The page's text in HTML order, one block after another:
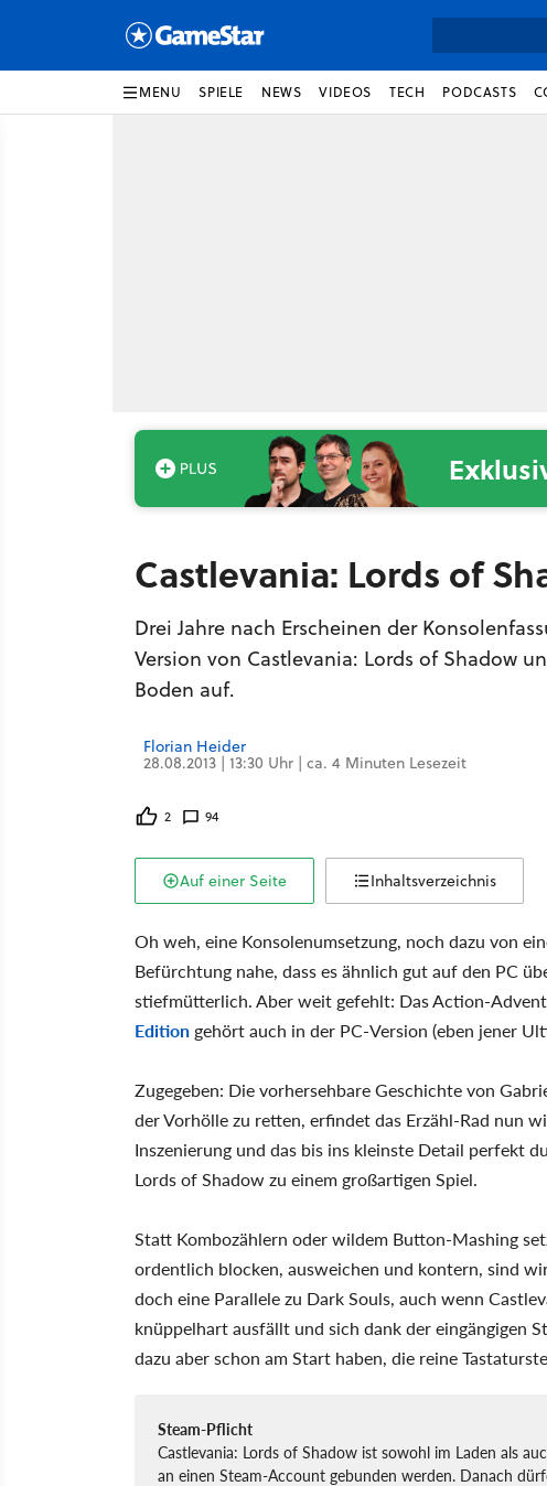
MENU SPIELE NEWS VIDEOS TECH PODCASTS
Castlevania: Lords of
Drei Jahre nach Erscheinen der
Version von Castlevania: Lords of Shadow
Boden auf.
Florian Heider
28.08.2013 | 13:30 Uhr | ca. 4 Minuten Lesezeit
2 94
Auf einer Seite Inhaltsverzeichnis
Oh weh, eine Konsolenumsetzung, noch dazu von
Befürchtung nahe, dass es ähnlich gut auf den PC
stiefmütterlich. Aber weit gefehlt: Das Action-
Edition gehört auch in der PC-Version (eben jener
Zugegeben: Die vorhersehbare Geschichte von
der Vorhölle zu retten, erfindet das Erzähl-Rad nun
Inszenierung und das bis ins kleinste Detail perfekt
Lords of Shadow zu einem großartigen Spiel.
Statt Kombozählern oder wildem Button-Mashing
ordentlich blocken, ausweichen und kontern, sind
doch eine Parallele zu Dark Souls, auch wenn
knüppelhart ausfällt und sich dank der eingängigen
dazu aber schon am Start haben, die reine
Steam-Pflicht
Castlevania: Lords of Shadow ist sowohl im Laden als
an einen Steam-Account gebunden werden. Danach